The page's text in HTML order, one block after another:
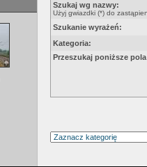
Szukaj wg nazwy:
Użyj gwiazdki (*) do
Szukanie wyrażeń:
Kategoria:
Przeszukaj poniższe